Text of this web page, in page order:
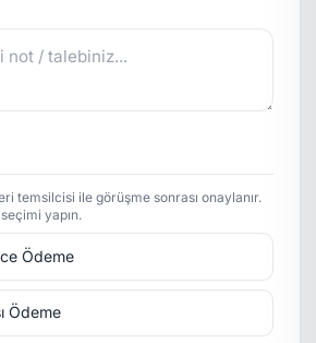
temsilcisi ile görüşme sonrası onaylanır.
yapın.
Ödeme
Ödeme